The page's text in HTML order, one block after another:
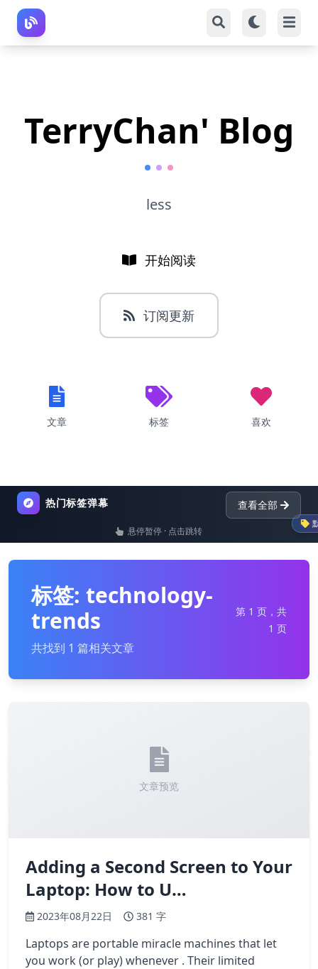
TerryChan' Blog
less
开始阅读
订阅更新
文章 标签 喜欢
热门标签弹幕 查看全部
默认
list nginx dictionary
悬停暂停 · 点击跳转
标签: technology-
trends
共找到 1 篇相关文章
第 1 页，共
1 页
文章预览
Adding a Second Screen to Your
Laptop: How to U…
2023年08月22日 381 字
Laptops are portable miracle machines that let
you work (or play) whenever . Their limited